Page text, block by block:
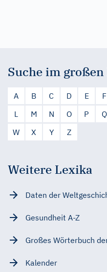
Suche im
A B C D E F
L
M N O P Q
W
X Y Z
Weitere Lexika
Daten der
Gesundheit A-Z
Großes Wörterbuch
Kalender